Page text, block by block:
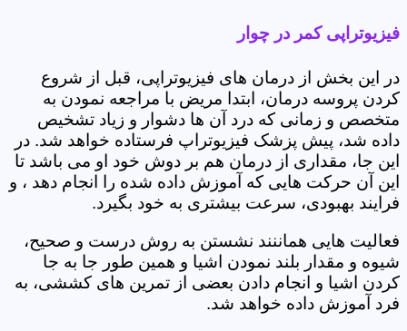
فیزیوتراپی کمر در چوار
در این بخش از درمان های فیزیوتراپی، قبل از شروع
کردن پروسه درمان، ابتدا مریض با مراجعه نمودن به
متخصص و زمانی که درد آن ها دشوار و زیاد تشخیص
داده شد، پیش پزشک فیزیوتراپ فرستاده خواهد شد. در
این جا، مقداری از درمان هم بر دوش خود او می باشد تا
این آن حرکت هایی که آموزش داده شده را انجام دهد ، و
فرایند بهبودی، سرعت بیشتری به خود بگیرد.
فعالیت هایی هماننند نشستن به روش درست و صحیح،
شیوه و مقدار بلند نمودن اشیا و همین طور جا به جا
کردن اشیا و انجام دادن بعضی از تمرین های کششی، به
فرد آموزش داده خواهد شد.